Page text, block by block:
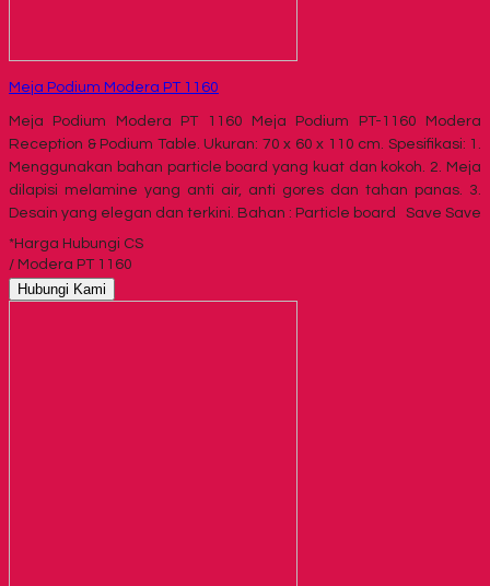
Meja Podium Modera PT 1160
Meja Podium Modera PT 1160 Meja Podium PT-1160 Modera
Reception & Podium Table. Ukuran: 70 x 60 x 110 cm. Spesifikasi: 1.
Menggunakan bahan particle board yang kuat dan kokoh. 2. Meja
dilapisi melamine yang anti air, anti gores dan tahan panas. 3.
Desain yang elegan dan terkini. Bahan : Particle board Save Save
*Harga Hubungi CS
/ Modera PT 1160
Hubungi Kami